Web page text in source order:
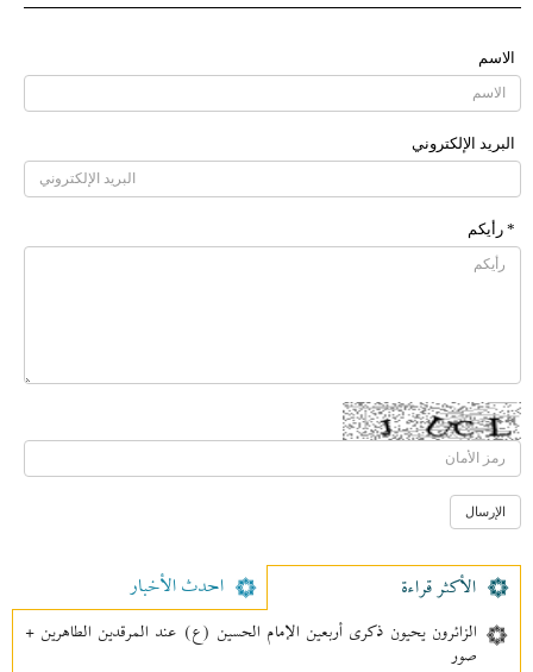
الاسم
البرید الإلکتروني
* رأیکم
الأکثر قراءة احدث الأخبار
الزائرون يحيون ذكرى أربعين الإمام الحسين (ع) عند المرقدين الطاهرين +
صور